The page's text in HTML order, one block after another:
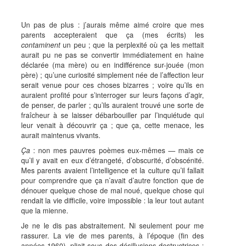
Un pas de plus : j’aurais même aimé croire que mes
parents accepteraient que ça (mes écrits) les
contaminentun peu ; que la perplexité où ça les mettait
aurait pu ne pas se convertir immédiatement en haine
déclarée (ma mère) ou en indifférence sur-jouée (mon
père) ; qu’une curiosité simplement née de l’affection leur
serait venue pour ces choses bizarres ; voire qu’ils en
auraient profité pour s’interroger sur leurs façons d’agir,
de penser, de parler ; qu’ils auraient trouvé une sorte de
fraîcheur à se laisser débarbouiller par l’inquiétude qui
leur venait à découvrir ça ; que ça, cette menace, les
aurait maintenus vivants.
Ça : non mes pauvres poèmes eux-mêmes — mais ce
qu’il y avait en eux d’étrangeté, d’obscurité, d’obscénité.
Mes parents avaient l’intelligence et la culture qu’il fallait
pour comprendre que ça n’avait d’autre fonction que de
dénouer quelque chose de mal noué, quelque chose qui
rendait la vie difficile, voire impossible : la leur tout autant
que la mienne.
Je ne le dis pas abstraitement. Ni seulement pour me
rassurer. La vie de mes parents, à l’époque (fin des